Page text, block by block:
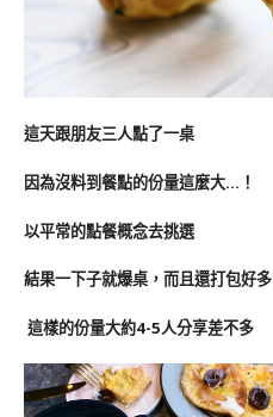
這天跟朋友三人點了一桌
因為沒料到餐點的份量這麼大…！
以平常的點餐概念去挑選
結果一下子就爆桌，而且還打包好多
這樣的份量大約4-5人分享差不多